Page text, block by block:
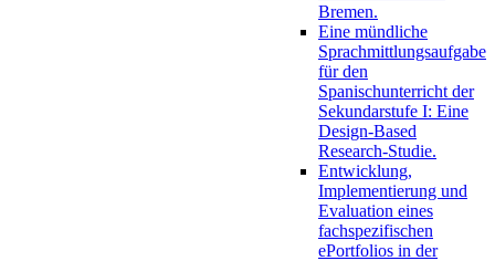
Bremen.
Eine mündliche
Sprachmittlungsaufgabe
für den
Spanischunterricht der
Sekundarstufe I: Eine
Design-Based
Research-Studie.
Entwicklung,
Implementierung und
Evaluation eines
fachspezifischen
ePortfolios in der